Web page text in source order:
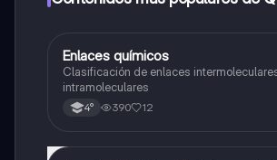
Química
Enlaces químicos
Clasificación de enlaces
intramoleculares
4° 390 12